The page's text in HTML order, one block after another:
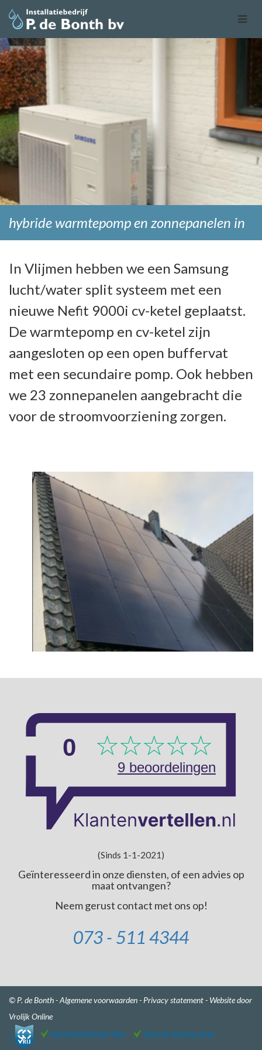
hybride warmtepomp en zonnepanelen in
In Vlijmen hebben we een Samsung
lucht/water split systeem met een
nieuwe Nefit 9000i cv-ketel geplaatst.
De warmtepomp en cv-ketel zijn
aangesloten op een open buffervat
met een secundaire pomp. Ook hebben
we 23 zonnepanelen aangebracht die
voor de stroomvoorziening zorgen.
(Sinds 1-1-2021)
Geïnteresseerd in onze diensten, of een advies op
maat ontvangen?
Neem gerust contact met ons op!
073 - 511 4344
© P. de Bonth -Algemene voorwaarden- Privacy statement- Website door
Vrolijk Online